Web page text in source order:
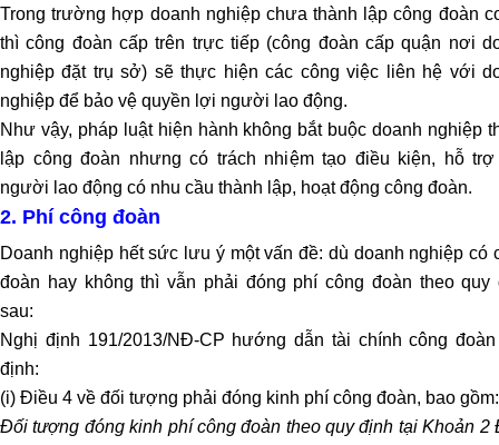
sản
doanh
nghiệp
Tư
vấn
giải
quyết
tranh
nội
bộ
Luật
sư
tranh
tụng
Luật
Trong trường hợp doanh nghiệp chưa thành lập công đoàn
thì công đoàn cấp trên trực tiếp (công đoàn cấp quận nơi
nghiệp đặt trụ sở) sẽ thực hiện các công việc liên hệ với
nghiệp để bảo vệ quyền lợi người lao động.
Như vậy, pháp luật hiện hành không bắt buộc doanh nghiệp
lập công đoàn nhưng có trách nhiệm tạo điều kiện, hỗ
người lao động có nhu cầu thành lập, hoạt động công đoàn.
2. Phí công đoàn
Doanh nghiệp hết sức lưu ý một vấn đề: dù doanh nghiệp có
đoàn hay không thì vẫn phải đóng phí công đoàn theo quy
sau:
Nghị định 191/2013/NĐ-CP hướng dẫn tài chính công
định:
(i) Điều 4 về đối tượng phải đóng kinh phí công đoàn, bao gồm:
Đối tượng đóng kinh phí công đoàn theo quy định tại Khoản 2